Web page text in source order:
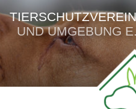
UND UMGEBUNG